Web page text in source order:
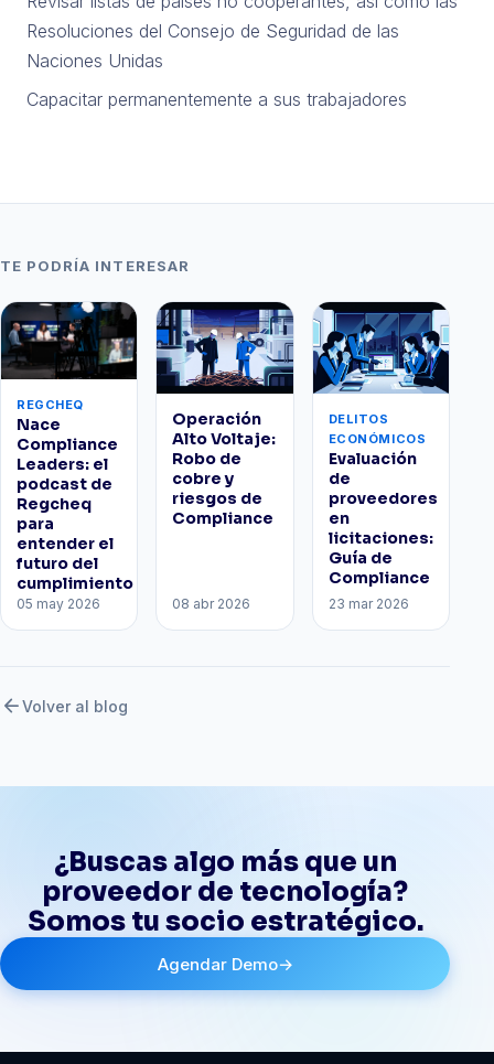
Resoluciones del Consejo de Seguridad de las
Naciones Unidas
Capacitar permanentemente a sus trabajadores
TE PODRÍA INTERESAR
REGCHEQ
Nace
Compliance
Leaders: el
podcast de
Regcheq
para
entender el
futuro del
cumplimiento
05 may 2026
Operación
Alto Voltaje:
Robo de
cobre y
riesgos de
Compliance
08 abr 2026
DELITOS
ECONÓMICOS
Evaluación
de
proveedores
en
licitaciones:
Guía de
Compliance
23 mar 2026
arrow_backVolver al blog
¿Buscas algo más que un
proveedor de tecnología?
Somos tu socio estratégico.
Agendar Demo→